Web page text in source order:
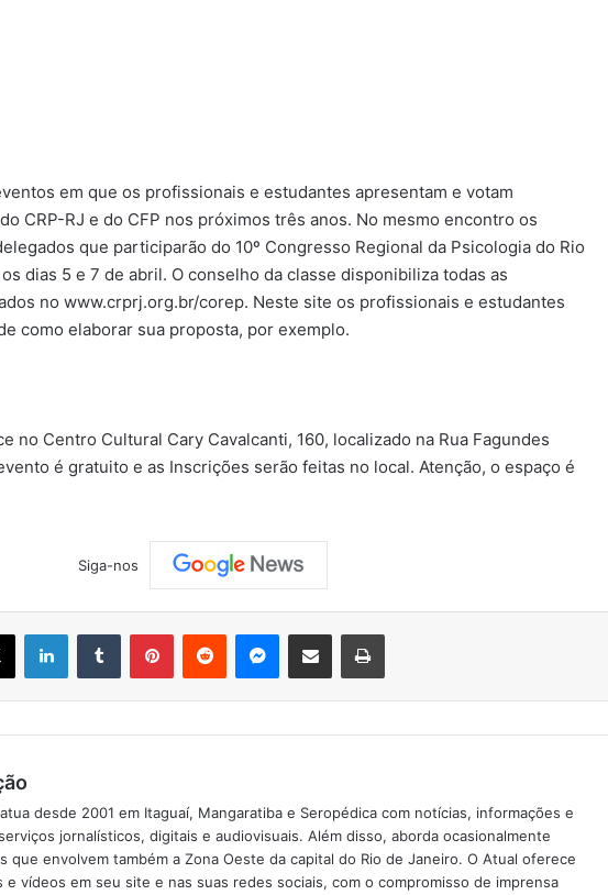
em que os profissionais e estudantes apresentam e votam
CRP-RJ e do CFP nos próximos três anos. No mesmo encontro os
que participarão do 10º Congresso Regional da Psicologia do Rio
dias 5 e 7 de abril. O conselho da classe disponibiliza todas as
no www.crprj.org.br/corep. Neste site os profissionais e estudantes
como elaborar sua proposta, por exemplo.
no Centro Cultural Cary Cavalcanti, 160, localizado na Rua Fagundes
é gratuito e as Inscrições serão feitas no local. Atenção, o espaço é
Siga-nos
desde 2001 em Itaguaí, Mangaratiba e Seropédica com notícias, informações e
jornalísticos, digitais e audiovisuais. Além disso, aborda ocasionalmente
que envolvem também a Zona Oeste da capital do Rio de Janeiro. O Atual oferece
e vídeos em seu site e nas suas redes sociais, com o compromisso de imprensa